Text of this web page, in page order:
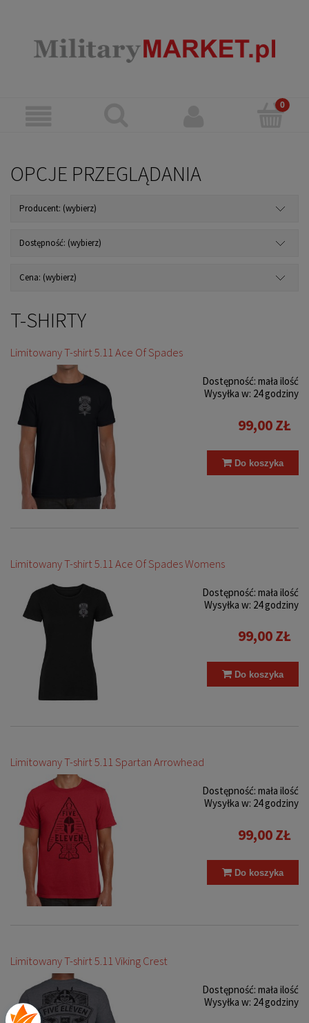
OPCJE PRZEGLĄDANIA
Producent: (wybierz)
Dostępność: (wybierz)
Cena: (wybierz)
T-SHIRTY
Limitowany T-shirt 5.11 Ace Of Spades
Dostępność: mała ilość
Wysyłka w: 24 godziny
99,00 ZŁ
Do koszyka
Limitowany T-shirt 5.11 Ace Of Spades Womens
Dostępność: mała ilość
Wysyłka w: 24 godziny
99,00 ZŁ
Do koszyka
Limitowany T-shirt 5.11 Spartan Arrowhead
Dostępność: mała ilość
Wysyłka w: 24 godziny
99,00 ZŁ
Do koszyka
Limitowany T-shirt 5.11 Viking Crest
Dostępność: mała ilość
Wysyłka w: 24 godziny